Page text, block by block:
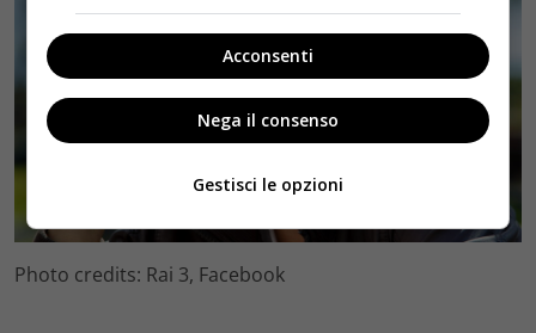
Photo credits: Rai 3, Facebook
Acconsenti
Nega il consenso
Gestisci le opzioni